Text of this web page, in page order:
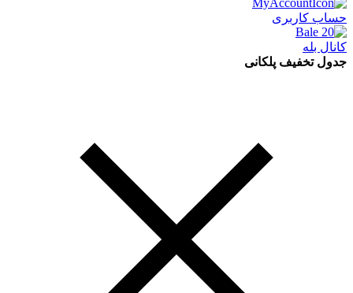
حساب کاربری
کانال بله
جدول تخفیف پلکانی